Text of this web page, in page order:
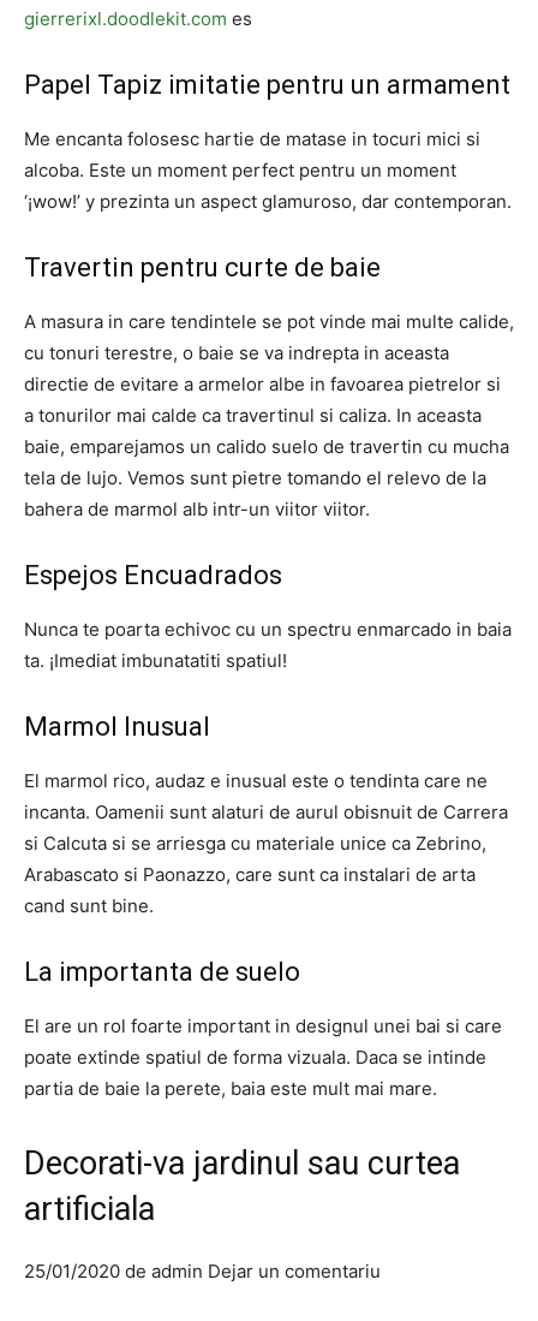
gierrerixl.doodlekit.com es
Papel Tapiz imitatie pentru un armament
Me encanta folosesc hartie de matase in tocuri mici si
alcoba. Este un moment perfect pentru un moment
‘¡wow!’ y prezinta un aspect glamuroso, dar contemporan.
Travertin pentru curte de baie
A masura in care tendintele se pot vinde mai multe calide,
cu tonuri terestre, o baie se va indrepta in aceasta
directie de evitare a armelor albe in favoarea pietrelor si
a tonurilor mai calde ca travertinul si caliza. In aceasta
baie, emparejamos un calido suelo de travertin cu mucha
tela de lujo. Vemos sunt pietre tomando el relevo de la
bahera de marmol alb intr-un viitor viitor.
Espejos Encuadrados
Nunca te poarta echivoc cu un spectru enmarcado in baia
ta. ¡Imediat imbunatatiti spatiul!
Marmol Inusual
El marmol rico, audaz e inusual este o tendinta care ne
incanta. Oamenii sunt alaturi de aurul obisnuit de Carrera
si Calcuta si se arriesga cu materiale unice ca Zebrino,
Arabascato si Paonazzo, care sunt ca instalari de arta
cand sunt bine.
La importanta de suelo
El are un rol foarte important in designul unei bai si care
poate extinde spatiul de forma vizuala. Daca se intinde
partia de baie la perete, baia este mult mai mare.
Decorati-va jardinul sau curtea
artificiala
25/01/2020 de admin Dejar un comentariu